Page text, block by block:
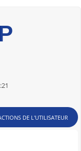
DE L'UTILISATEUR